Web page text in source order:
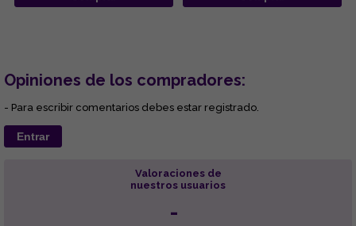
Opiniones de los compradores:
- Para escribir comentarios debes estar registrado.
Entrar
Valoraciones de
nuestros usuarios
-